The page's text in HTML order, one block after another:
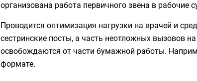
организована работа первичного звена в рабочие
Проводится оптимизация нагрузки на врачей и
сестринские посты, а часть неотложных вызовов
освобождаются от части бумажной работы.
формате.